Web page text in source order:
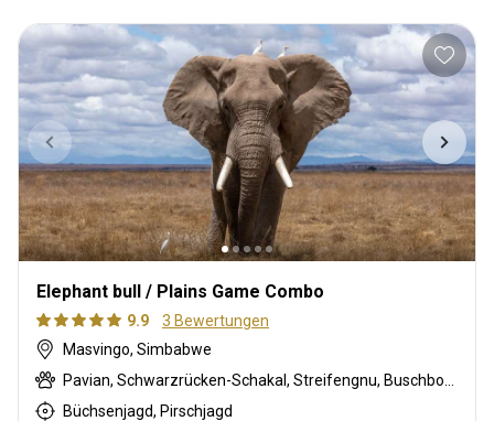
Elephant bull / Plains Game Combo
9.9
3 Bewertungen
Masvingo, Simbabwe
Büchsenjagd, Pirschjagd